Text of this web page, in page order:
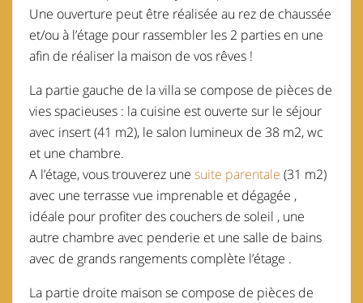
Une ouverture peut être réalisée au rez de chaussée
et/ou à l’étage pour rassembler les 2 parties en une
afin de réaliser la maison de vos rêves !
La partie gauche de la villa se compose de pièces de
vies spacieuses : la cuisine est ouverte sur le séjour
avec insert (41 m2), le salon lumineux de 38 m2, wc
et une chambre.
A l’étage, vous trouverez une suite parentale (31 m2)
avec une terrasse vue imprenable et dégagée ,
idéale pour profiter des couchers de soleil , une
autre chambre avec penderie et une salle de bains
avec de grands rangements complète l’étage .
La partie droite maison se compose de pièces de